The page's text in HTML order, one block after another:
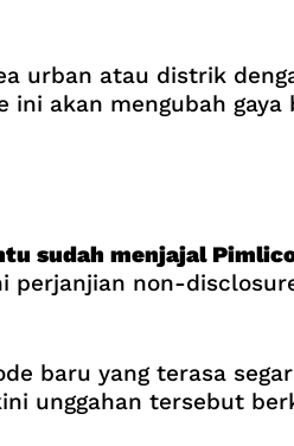
urban atau distrik
akan mengubah gaya
sudah menjajal
perjanjian non-
baru yang terasa
unggahan tersebut